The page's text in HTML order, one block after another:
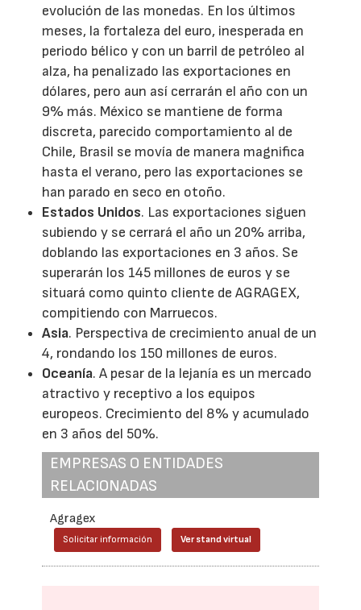
evolución de las monedas. En los últimos
meses, la fortaleza del euro, inesperada en
periodo bélico y con un barril de petróleo al
alza, ha penalizado las exportaciones en
dólares, pero aun así cerrarán el año con un
9% más. México se mantiene de forma
discreta, parecido comportamiento al de
Chile, Brasil se movía de manera magnifica
hasta el verano, pero las exportaciones se
han parado en seco en otoño.
Estados Unidos. Las exportaciones siguen
subiendo y se cerrará el año un 20% arriba,
doblando las exportaciones en 3 años. Se
superarán los 145 millones de euros y se
situará como quinto cliente de AGRAGEX,
compitiendo con Marruecos.
Asia. Perspectiva de crecimiento anual de un
4, rondando los 150 millones de euros.
Oceanía. A pesar de la lejanía es un mercado
atractivo y receptivo a los equipos
europeos. Crecimiento del 8% y acumulado
en 3 años del 50%.
EMPRESAS O ENTIDADES
RELACIONADAS
Agragex
Solicitar información Ver stand virtual